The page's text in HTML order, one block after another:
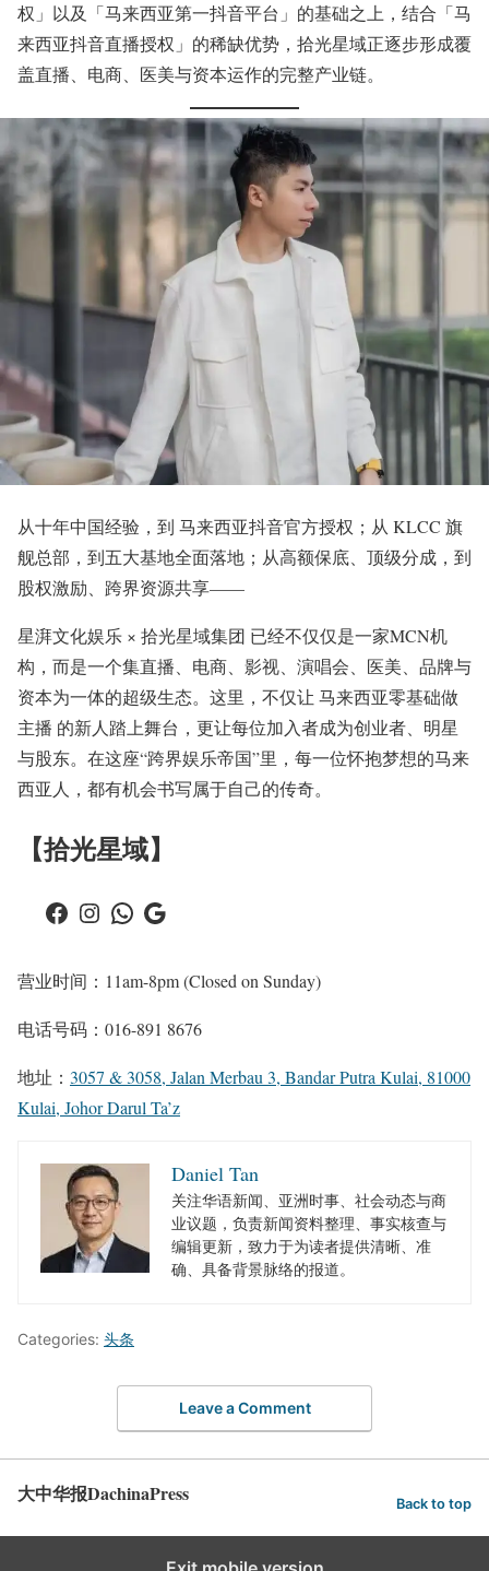
权」以及「马来西亚第一抖音平台」的基础之上，结合「马
来西亚抖音直播授权」的稀缺优势，拾光星域正逐步形成覆
盖直播、电商、医美与资本运作的完整产业链。
从十年中国经验，到 马来西亚抖音官方授权；从 KLCC 旗
舰总部，到五大基地全面落地；从高额保底、顶级分成，到
股权激励、跨界资源共享——
星湃文化娱乐 × 拾光星域集团 已经不仅仅是一家MCN机
构，而是一个集直播、电商、影视、演唱会、医美、品牌与
资本为一体的超级生态。这里，不仅让 马来西亚零基础做
主播 的新人踏上舞台，更让每位加入者成为创业者、明星
与股东。在这座“跨界娱乐帝国”里，每一位怀抱梦想的马来
西亚人，都有机会书写属于自己的传奇。
【拾光星域】
Facebook Instagram WhatsApp Google
营业时间：11am-8pm (Closed on Sunday)
电话号码：016-891 8676
地址： 3057 & 3058, Jalan Merbau 3, Bandar Putra Kulai, 81000
Kulai, Johor Darul Ta’z
Daniel Tan
关注华语新闻、亚洲时事、社会动态与商
业议题，负责新闻资料整理、事实核查与
编辑更新，致力于为读者提供清晰、准
确、具备背景脉络的报道。
Categories: 头条
Leave a Comment
大中华报DachinaPress Back to top